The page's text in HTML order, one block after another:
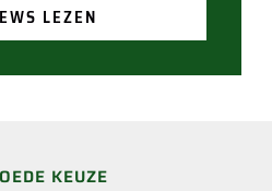
LEZEN
KEUZE